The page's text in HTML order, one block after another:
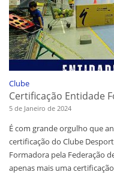
Clube
Certificação Entidade
5 de Janeiro de 2024
É com grande orgulho que
certificação do Clube
Formadora pela Federação
apenas mais uma